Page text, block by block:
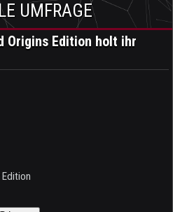
UMFRAGE
Origins Edition holt ihr